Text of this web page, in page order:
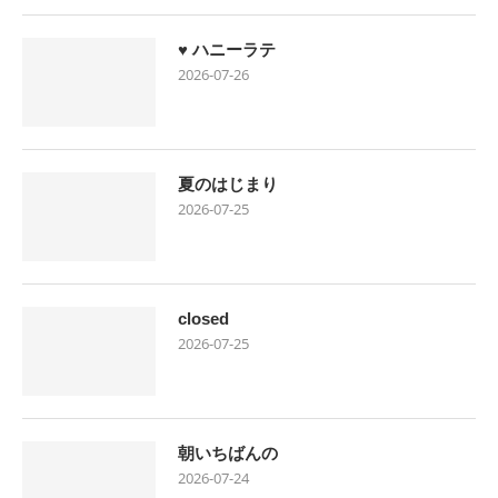
♥ ハニーラテ
2026-07-26
夏のはじまり
2026-07-25
closed
2026-07-25
朝いちばんの
2026-07-24